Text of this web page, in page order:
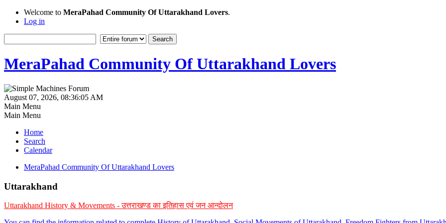
Welcome to MeraPahad Community Of Uttarakhand Lovers.
Log in
MeraPahad Community Of Uttarakhand Lovers
August 07, 2026, 08:36:05 AM
Main Menu
Main Menu
Home
Search
Calendar
MeraPahad Community Of Uttarakhand Lovers
Uttarakhand
Uttarakhand History & Movements - उत्तराखण्ड का इतिहास एवं जन आन्दोलन